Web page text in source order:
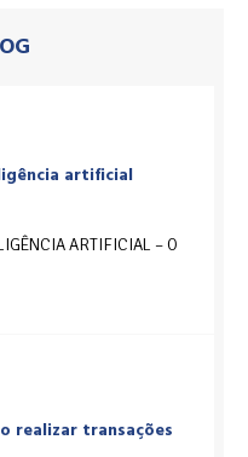
artificial
ARTIFICIAL – O
realizar transações